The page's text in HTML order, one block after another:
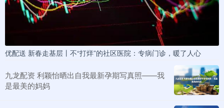
优配送 新春走基层丨不“打烊”的社区医院：专病门诊，暖了人心
九龙配资 利颖怡晒出自我最新孕期写真照——我
是最美的妈妈